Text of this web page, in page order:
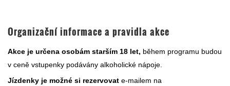
Organizační informace a pravidla akce
Akce je určena osobám starším 18 let, během programu budou
v ceně vstupenky podávány alkoholické nápoje.
Jízdenky je možné si rezervovat e-mailem na